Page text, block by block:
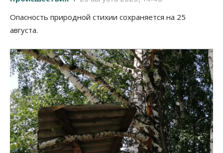
Опасность природной стихии сохраняется на 25
августа.